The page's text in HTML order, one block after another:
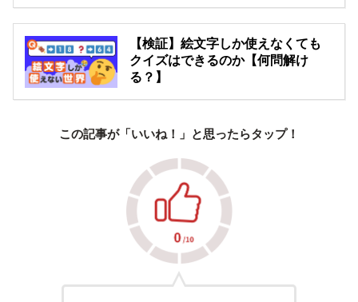
【検証】絵文字しか使えなくても
クイズはできるのか【何問解け
る？】
この記事が「いいね！」と思ったらタップ！